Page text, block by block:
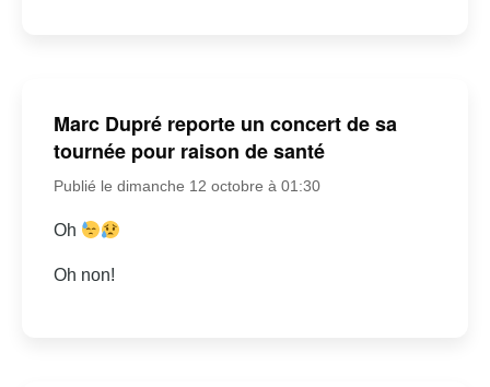
Marc Dupré reporte un concert de sa
tournée pour raison de santé
Publié le dimanche 12 octobre à 01:30
Oh
Oh non!